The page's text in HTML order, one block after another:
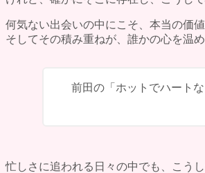
何気ない出会いの中にこそ、本当の価値
そしてその積み重ねが、誰かの心を温
前田の「ホットでハート
忙しさに追われる日々の中でも、こう